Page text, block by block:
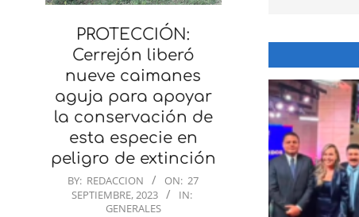
PROTECCIÓN:
Cerrejón liberó
nueve caimanes
aguja para apoyar
la conservación de
esta especie en
peligro de extinción
2023-
BY: REDACCION ON: 27
SEPTIEMBRE, 2023
IN:
GENERALES